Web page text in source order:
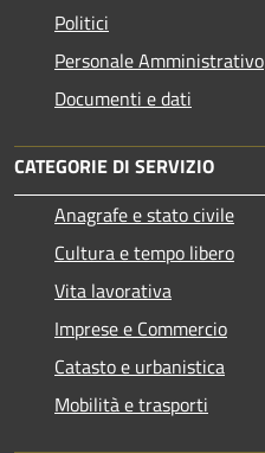
Politici
Personale Amministrativo
Documenti e dati
CATEGORIE DI SERVIZIO
Anagrafe e stato civile
Cultura e tempo libero
Vita lavorativa
Imprese e Commercio
Catasto e urbanistica
Mobilità e trasporti